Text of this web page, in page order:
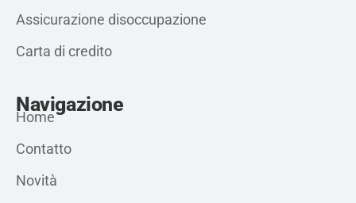
Assicurazione disoccupazione
Carta di credito
Navigazione
Home
Contatto
Novità